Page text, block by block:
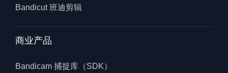
Bandicut 班迪剪辑
商业产品
Bandicam 捕捉库（SDK）